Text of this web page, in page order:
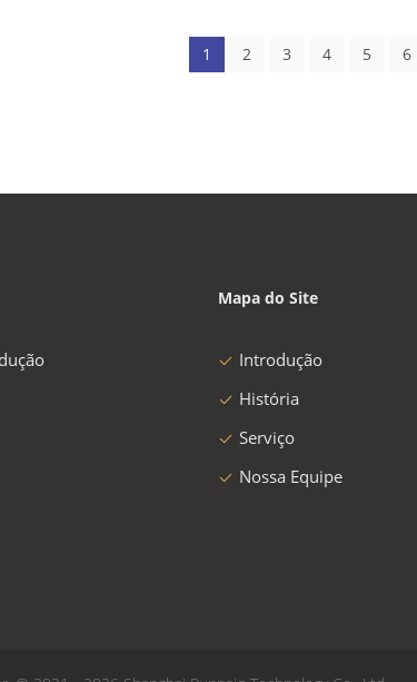
1 2 3 4 5 6
Mapa do Site
Introdução
História
Serviço
Nossa Equipe